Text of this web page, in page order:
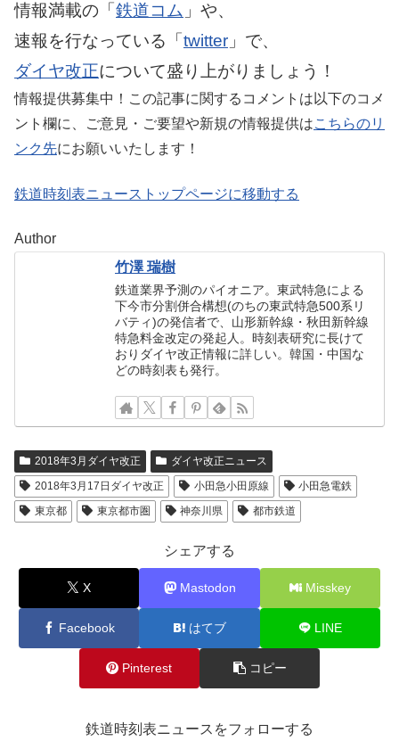
情報満載の「 鉄道コム 」や、
速報を行なっている「 twitter 」で、
ダイヤ改正について盛り上がりましょう！
情報提供募集中！この記事に関するコメントは以下のコメ
ント欄に、ご意見・ご要望や新規の情報提供はこちらのリ
ンク先にお願いいたします！
鉄道時刻表ニューストップページに移動する
Author
竹澤 瑞樹
鉄道業界予測のパイオニア。東武特急による
下今市分割併合構想(のちの東武特急500系リ
バティ)の発信者で、山形新幹線・秋田新幹線
特急料金改定の発起人。時刻表研究に長けて
おりダイヤ改正情報に詳しい。韓国・中国な
どの時刻表も発行。
2018年3月ダイヤ改正
ダイヤ改正ニュース
2018年3月17日ダイヤ改正
小田急小田原線
小田急電鉄
東京都
東京都市圏 神奈川県 都市鉄道
シェアする
X Mastodon Misskey
Facebook はてブ LINE
Pinterest コピー
鉄道時刻表ニュースをフォローする